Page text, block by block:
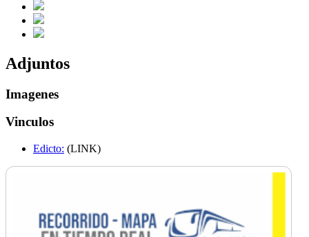
Adjuntos
Imagenes
Vinculos
Edicto: (LINK)